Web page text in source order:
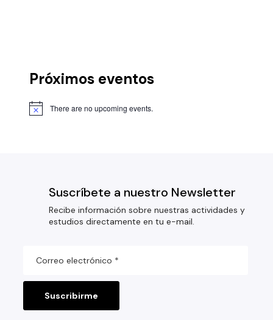
Próximos eventos
There are no upcoming events.
Suscríbete a nuestro Newsletter
Recibe información sobre nuestras actividades y
estudios directamente en tu e-mail.